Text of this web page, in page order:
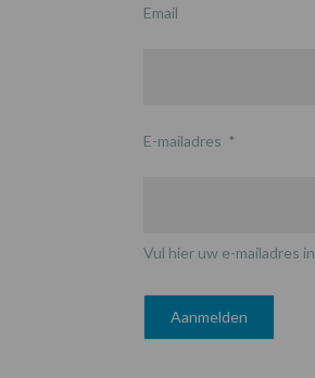
Email
E-mailadres *
Vul hier uw e-mailadres in